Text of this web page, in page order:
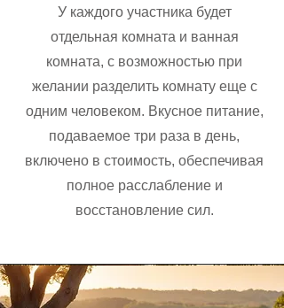
У каждого участника будет
отдельная комната и ванная
комната, с возможностью при
желании разделить комнату еще с
одним человеком. Вкусное питание,
подаваемое три раза в день,
включено в стоимость, обеспечивая
полное расслабление и
восстановление сил.